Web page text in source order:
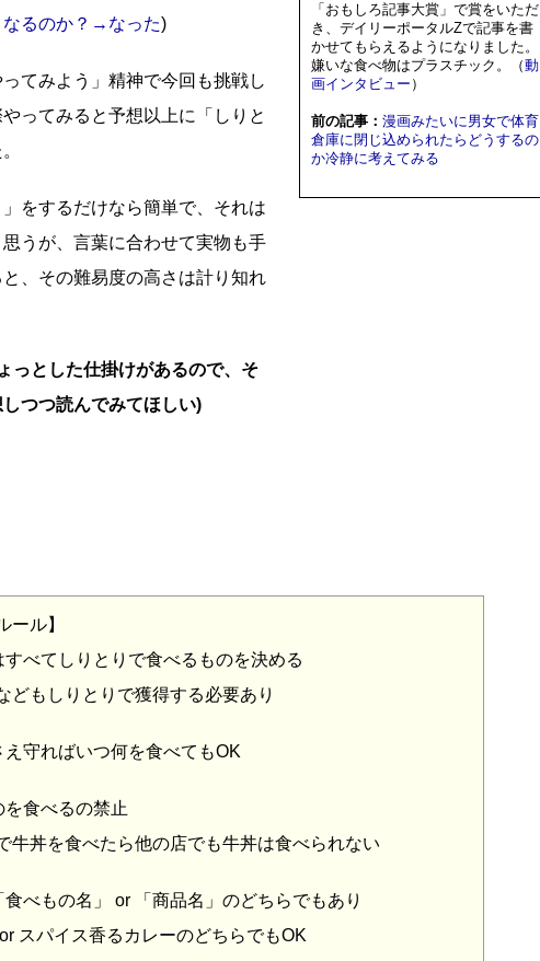
なるのか？→なった)
ってみよう」精神で今回も挑戦し
ってみると予想以上に「しりと
をするだけなら簡単で、それは
うが、言葉に合わせて実物も手
、その難易度の高さは計り知れ
っとした仕掛けがあるので、そ
つつ読んでみてほしい)
「おもしろ記事大賞」で賞をいただ
き、デイリーポータルZで記事を書
かせてもらえるようになりました。
嫌いな食べ物はプラスチック。（動
画インタビュー ）
前の記事： 漫画みたいに男女で体育
倉庫に閉じ込められたらどうするの
か冷静に考えてみる
ール】
すべてしりとりで食べるものを決める
どもしりとりで獲得する必要あり
え守ればいつ何を食べてもOK
食べるの禁止
牛丼を食べたら他の店でも牛丼は食べられない
べもの名」 or 「商品名」のどちらでもあり
スパイス香るカレーのどちらでもOK